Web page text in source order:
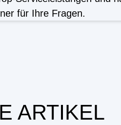
für Ihre Fragen.
ARTIKEL